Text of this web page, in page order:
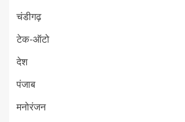
चंडीगढ़
टेक-ऑटो
देश
पंजाब
मनोरंजन